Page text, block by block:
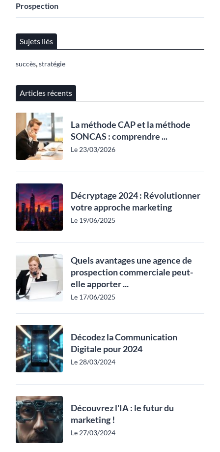
Prospection
Sujets liés
succès,stratégie
Articles récents
La méthode CAP et la méthode
SONCAS : comprendre ...
Le 23/03/2026
Décryptage 2024 : Révolutionner
votre approche marketing
Le 19/06/2025
Quels avantages une agence de
prospection commerciale peut-
elle apporter ...
Le 17/06/2025
Décodez la Communication
Digitale pour 2024
Le 28/03/2024
Découvrez l'IA : le futur du
marketing !
Le 27/03/2024